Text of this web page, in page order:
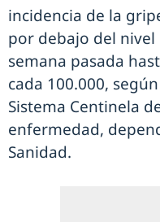
incidencia de la
por debajo del
semana pasada
cada 100.000,
Sistema Centinela
enfermedad,
Sanidad.